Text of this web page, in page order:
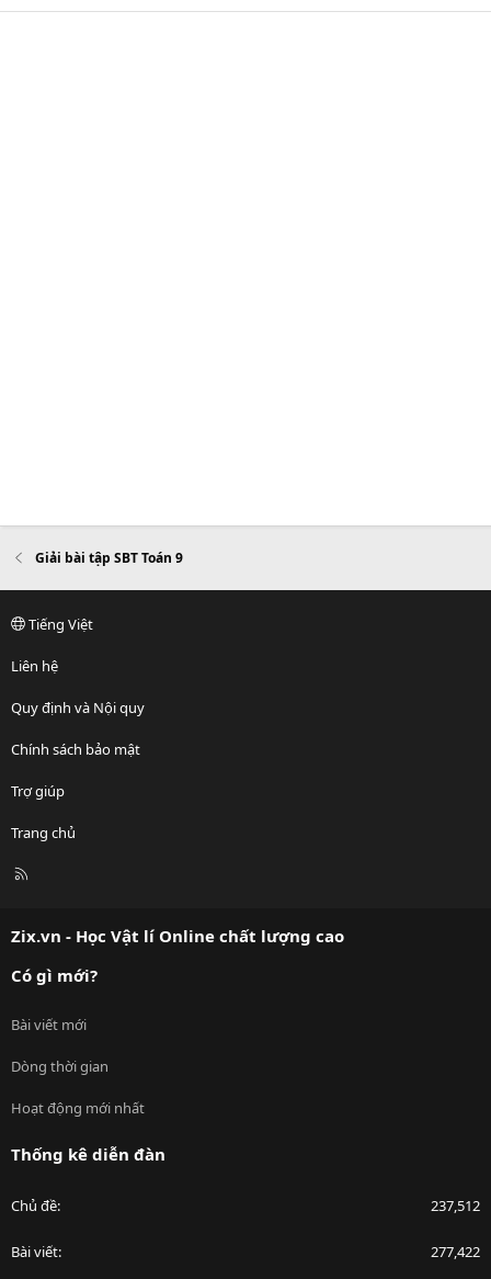
Giải bài tập SBT Toán 9
Tiếng Việt
Liên hệ
Quy định và Nội quy
Chính sách bảo mật
Trợ giúp
Trang chủ
R
Zix.vn - Học Vật lí Online chất lượng cao
Có gì mới?
Bài viết mới
Dòng thời gian
Hoạt động mới nhất
Thống kê diễn đàn
Chủ đề 237,512
Bài viết 277,422